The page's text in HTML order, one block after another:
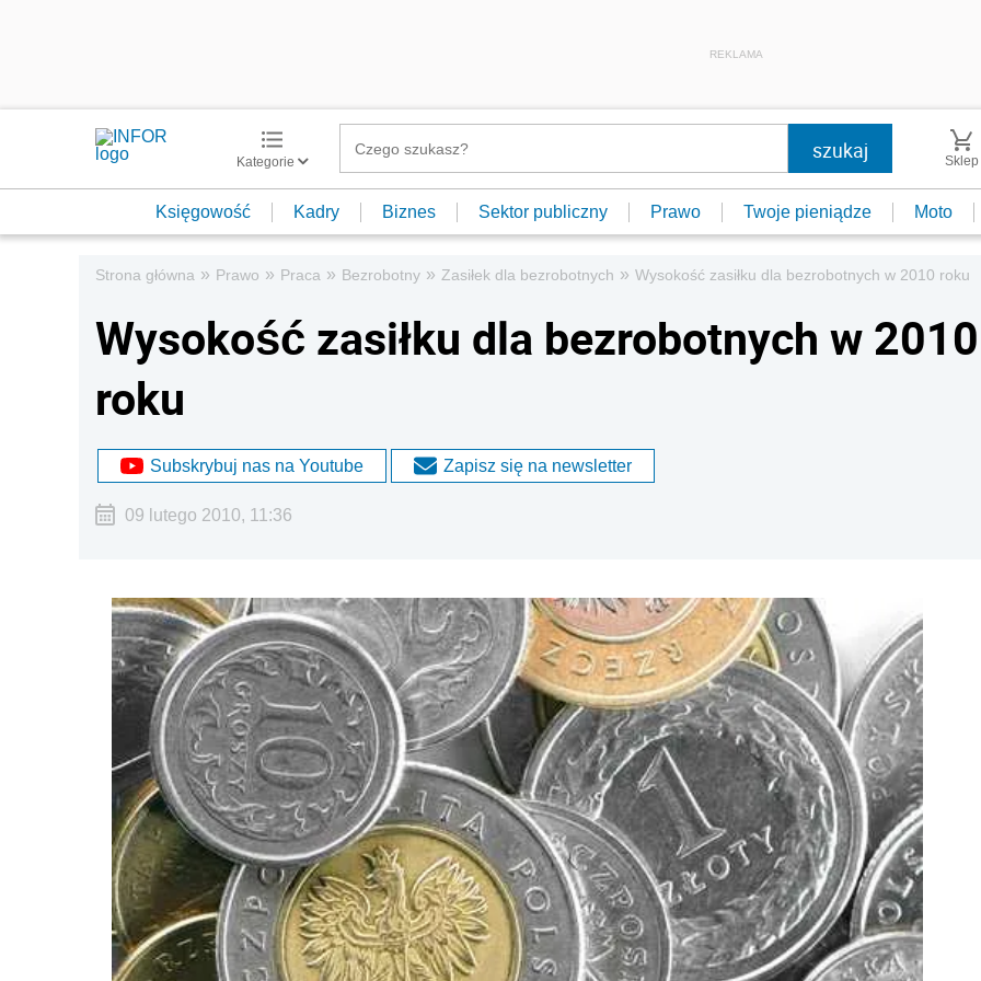
REKLAMA
Kategorie Sklep
Księgowość Kadry Biznes Sektor publiczny Prawo Twoje pieniądze Moto
Strona główna » Prawo » Praca » Bezrobotny » Zasiłek dla bezrobotnych » Wysokość zasiłku dla bezrobotnych w 2010 roku
Wysokość zasiłku dla bezrobotnych w 2010
roku
Subskrybuj nas na Youtube Zapisz się na newsletter
09 lutego 2010, 11:36